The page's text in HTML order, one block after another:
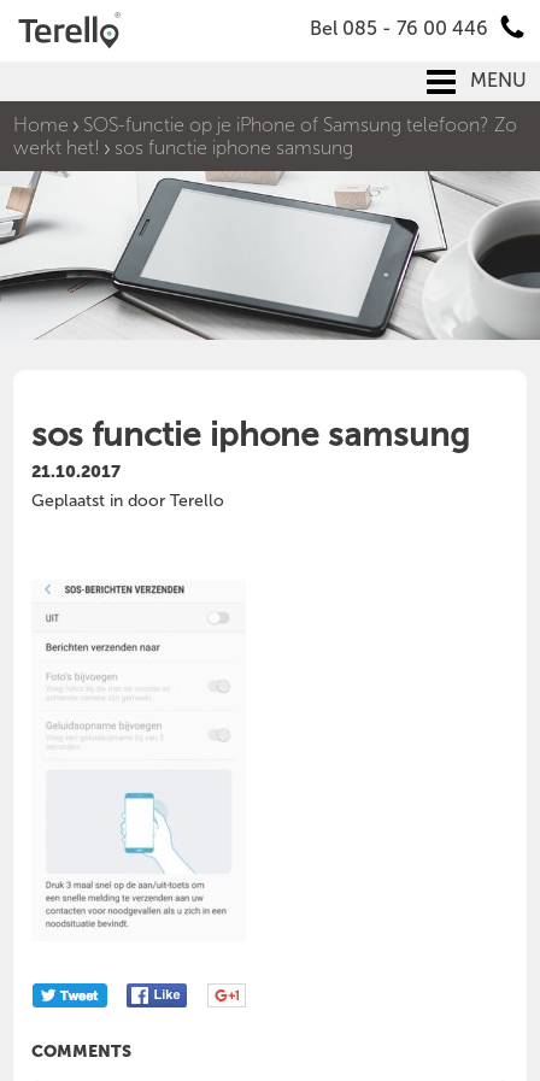
Bel 085 - 76 00 446
MENU
Home
SOS-functie op je iPhone of Samsung telefoon? Zo
werkt het!
sos functie iphone samsung
sos functie iphone samsung
21.10.2017
Geplaatst in door Terello
COMMENTS